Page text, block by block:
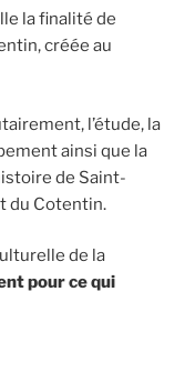
la finalité de
créée au
l’étude, la
ainsi que la
de Saint-
du Cotentin.
de la
pour ce qui